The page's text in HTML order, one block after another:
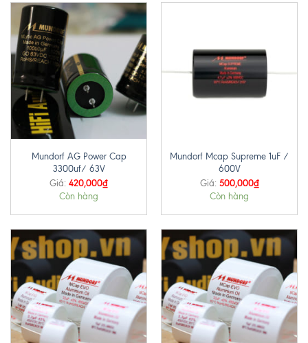
Mundorf AG Power Cap
3300uf/ 63V
Giá: 420,000₫
Còn hàng
Mundorf Mcap Supreme 1uF /
600V
Giá: 500,000₫
Còn hàng